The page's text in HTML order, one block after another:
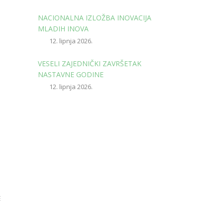
NACIONALNA IZLOŽBA INOVACIJA
MLADIH INOVA
12. lipnja 2026.
VESELI ZAJEDNIČKI ZAVRŠETAK
NASTAVNE GODINE
12. lipnja 2026.